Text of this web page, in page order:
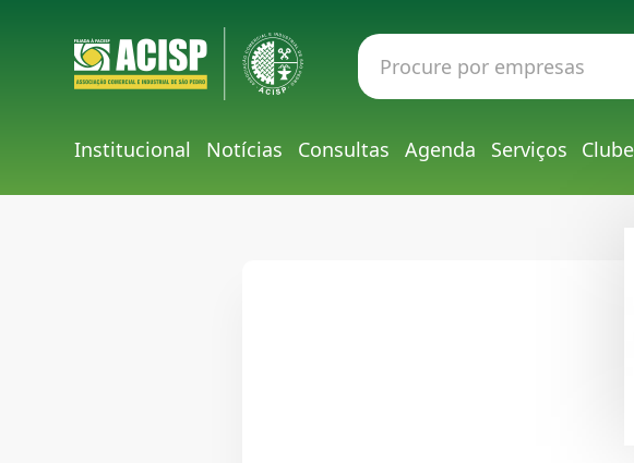
Institucional Notícias Consultas Agenda Serviços